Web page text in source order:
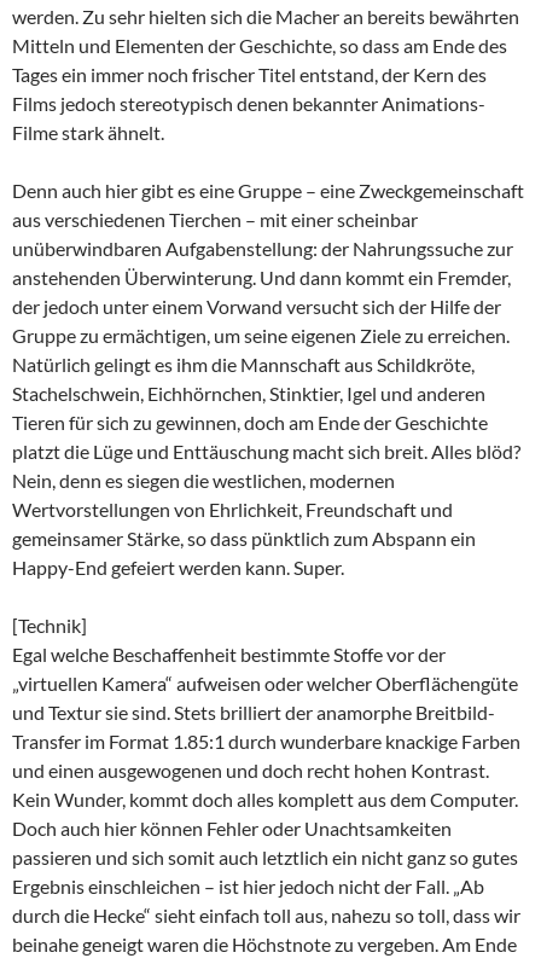
werden. Zu sehr hielten sich die Macher an bereits bewährten
Mitteln und Elementen der Geschichte, so dass am Ende des
Tages ein immer noch frischer Titel entstand, der Kern des
Films jedoch stereotypisch denen bekannter Animations-
Filme stark ähnelt.
Denn auch hier gibt es eine Gruppe – eine Zweckgemeinschaft
aus verschiedenen Tierchen – mit einer scheinbar
unüberwindbaren Aufgabenstellung: der Nahrungssuche zur
anstehenden Überwinterung. Und dann kommt ein Fremder,
der jedoch unter einem Vorwand versucht sich der Hilfe der
Gruppe zu ermächtigen, um seine eigenen Ziele zu erreichen.
Natürlich gelingt es ihm die Mannschaft aus Schildkröte,
Stachelschwein, Eichhörnchen, Stinktier, Igel und anderen
Tieren für sich zu gewinnen, doch am Ende der Geschichte
platzt die Lüge und Enttäuschung macht sich breit. Alles blöd?
Nein, denn es siegen die westlichen, modernen
Wertvorstellungen von Ehrlichkeit, Freundschaft und
gemeinsamer Stärke, so dass pünktlich zum Abspann ein
Happy-End gefeiert werden kann. Super.
[Technik]
Egal welche Beschaffenheit bestimmte Stoffe vor der
„virtuellen Kamera“ aufweisen oder welcher Oberflächengüte
und Textur sie sind. Stets brilliert der anamorphe Breitbild-
Transfer im Format 1.85:1 durch wunderbare knackige Farben
und einen ausgewogenen und doch recht hohen Kontrast.
Kein Wunder, kommt doch alles komplett aus dem Computer.
Doch auch hier können Fehler oder Unachtsamkeiten
passieren und sich somit auch letztlich ein nicht ganz so gutes
Ergebnis einschleichen – ist hier jedoch nicht der Fall. „Ab
durch die Hecke“ sieht einfach toll aus, nahezu so toll, dass wir
beinahe geneigt waren die Höchstnote zu vergeben. Am Ende